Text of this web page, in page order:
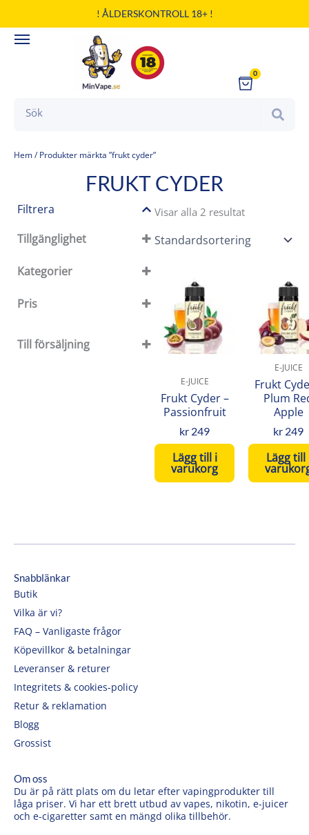
till
innehåll
! ÅLDERSKONTROLL 18+ !
0
Cart
Hem/ Produkter märkta ”frukt cyder”
FRUKT CYDER
Filtrera
Tillgänglighet
I lager
På restorder
Kategorier
E-JUICE
Frukt Cyder
Pris
Till försäljning
Visar alla 2 resultat
E-JUICE
Frukt Cyder –
Passionfruit
kr 249
Lägg till i
varukorg
E-JUICE
Frukt
Plum
Apple
kr 249
Lägg till
Snabblänkar
Butik
Vilka är vi?
FAQ – Vanligaste frågor
Köpevillkor & betalningar
Leveranser & returer
Integritets & cookies-policy
Retur & reklamation
Blogg
Grossist
Om oss
Du är på rätt plats om du letar efter vapingprodukter till
låga priser. Vi har ett brett utbud av vapes, nikotin, e-juicer
och e-cigaretter samt en mängd olika tillbehör.